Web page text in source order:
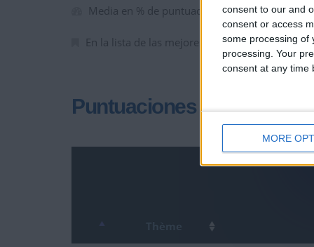
consent to our and
consent or access
some processing of
processing. Your
consent at any time
MORE
Media en % de puntuación max. :100%
En la lista de las mejores partidas :0
Puntuaciones
Thème